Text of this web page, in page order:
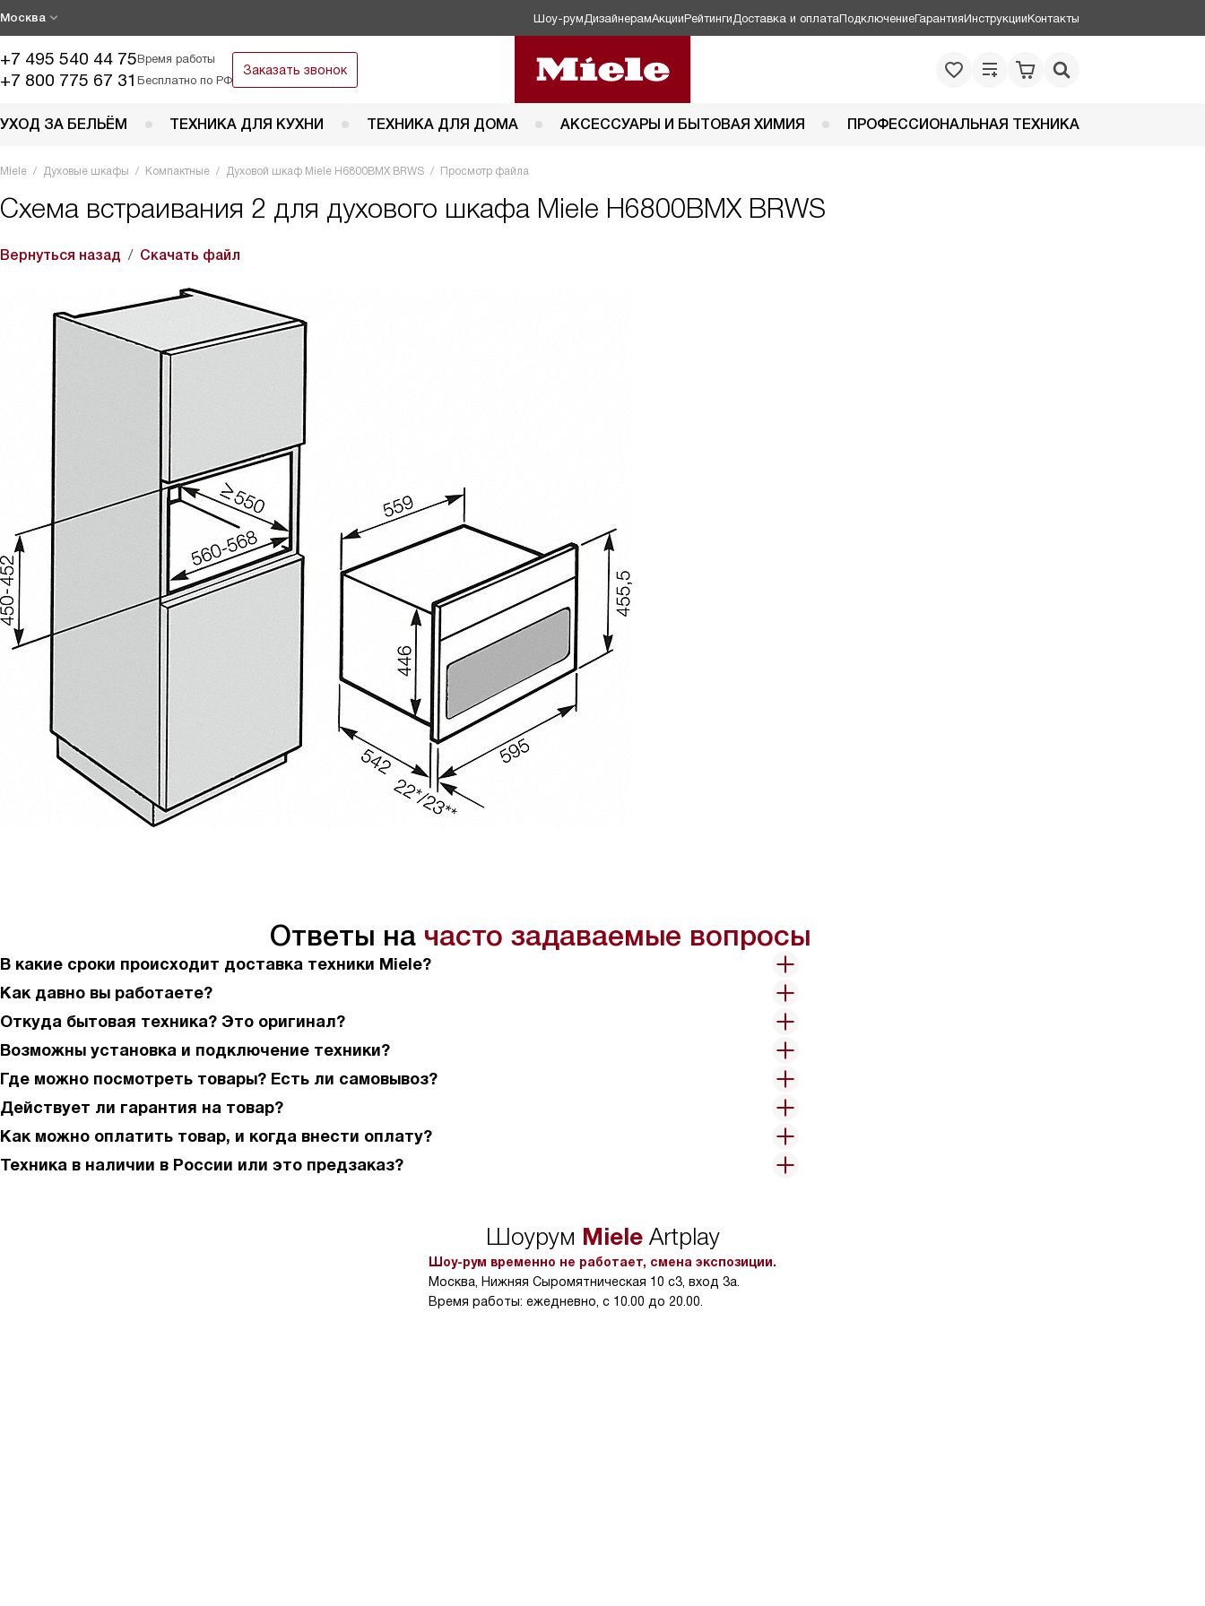
Москва Шоу-рум ДизайнерамАкцииРейтинги Доставка и оплатаПодключениеГарантияИнструкцииКонтакты
+7 495 540 44 75Время работы
+7 800 775 67 31 Бесплатно по РФ
Заказать звонок
УХОД ЗА БЕЛЬЁМ ТЕХНИКА ДЛЯ КУХНИ ТЕХНИКА ДЛЯ ДОМА АКСЕССУАРЫ И БЫТОВАЯ ХИМИЯ ПРОФЕССИОНАЛЬНАЯ ТЕХНИКА
Miele Духовые шкафы Компактные Духовой шкаф Miele H6800BMX BRWS Просмотр файла
Схема встраивания 2 для духового шкафа Miele H6800BMX BRWS
Вернуться назад Скачать файл
Ответы на часто задаваемые вопросы
В какие сроки происходит доставка техники Miele?
Как давно вы работаете?
Откуда бытовая техника? Это оригинал?
Возможны установка и подключение техники?
Где можно посмотреть товары? Есть ли самовывоз?
Действует ли гарантия на товар?
Как можно оплатить товар, и когда внести оплату?
Техника в наличии в России или это предзаказ?
Шоурум MieleArtplay
Шоу-рум временно не работает, смена экспозиции.
Москва, Нижняя Сыромятническая 10 с3, вход 3а.
Время работы: ежедневно, с 10.00 до 20.00.